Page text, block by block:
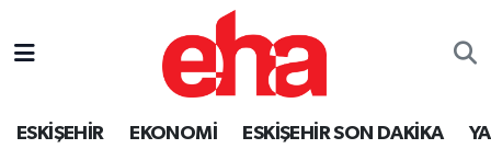
ESKİŞEHİR EKONOMİ ESKİŞEHİR SON DAKİKA